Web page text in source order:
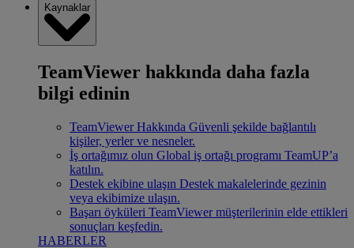
Kaynaklar
TeamViewer hakkında daha fazla
bilgi edinin
TeamViewer Hakkında Güvenli şekilde bağlantılı
kişiler, yerler ve nesneler.
İş ortağımız olun Global iş ortağı programı TeamUP’a
katılın.
Destek ekibine ulaşın Destek makalelerinde gezinin
veya ekibimize ulaşın.
Başarı öyküleri TeamViewer müşterilerinin elde ettikleri
sonuçları keşfedin.
HABERLER